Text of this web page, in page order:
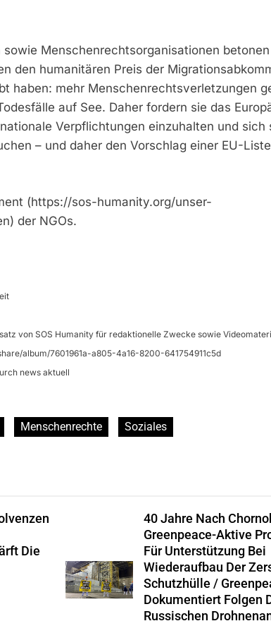
Menschenrechtsorganisationen
den humanitären Preis der
haben: mehr Menschenrechtsverletzungen
auf See. Daher fordern sie das
Verpflichtungen einzuhalten und sich
– und daher den Vorschlag einer EU-
(https://sos-humanity.org/unser-
der NGOs.
von SOS Humanity für redaktionelle Zwecke sowie
album/7601961a-a805-4a16-8200-641754911c5d
news aktuell
Menschenrechte Soziales
Die
40 Jahre Nach
Greenpeace-Aktive
Für Unterstützung Bei
Wiederaufbau Der
Schutzhülle /
Dokumentiert Folgen
Russischen